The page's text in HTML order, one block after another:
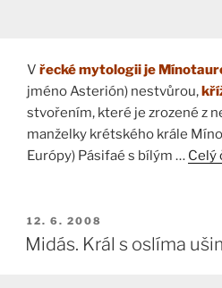
V řecké mytologii je
jméno Asterión) nestvůrou,
stvořením, které je zrozené z
manželky krétského krále
Európy) Pásifaé s bílým … Celý
PUBLIKOVÁNO
12. 6. 2008
Midás. Král s oslíma